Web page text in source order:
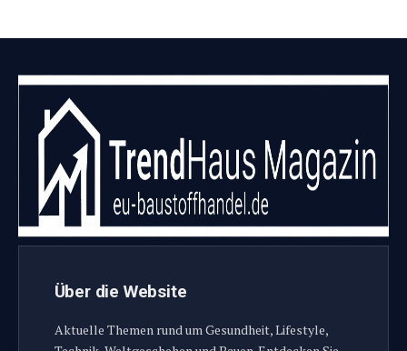
Über die Website
Aktuelle Themen rund um Gesundheit, Lifestyle,